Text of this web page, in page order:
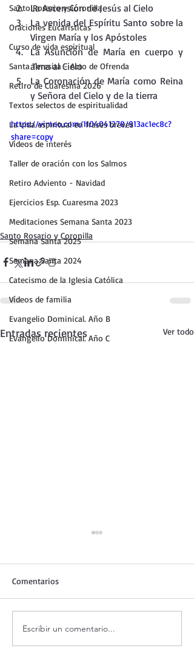
Santo Rosario y Coronilla
Oraciones Eucarísticas
Curso de vida espiritual
Santa Teresita - Acto de Ofrenda
Retiro de Cuaresma 2026
Textos selectos de espiritualidad
La vida espiritual en frases breves
Vídeos de interés
Taller de oración con los Salmos
Retiro Adviento - Navidad
Ejercicios Esp. Cuaresma 2023
Meditaciones Semana Santa 2023
Semana Santa 2025
Semana Santa 2024
Catecismo de la Iglesia Católica
Vídeos de familia
Evangelio Dominical. Año B
Evangelio Dominical. Año C
La Ascensión de Jesús al Cielo
La venida del Espíritu Santo sobre la
Virgen María y los Apóstoles
La Asunción de María en cuerpo y
alma al Cielo
La Coronación de María como Reina
y Señora del Cielo y de la tierra
https://vimeo.com/1104041278/913ac1ec8c?
share=copy
Santo Rosario y Coronilla
Entradas recientes Ver todo
Santo Rosario de hoy
viernes. Misterios
Comentarios
Escribir un comentario...